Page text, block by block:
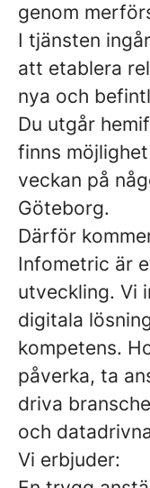
genom
I tjänsten
att etablera
nya och
Du utgår
finns
veckan på
Göteborg.
Därför
Infometric är
utveckling. Vi
digitala
kompetens.
påverka, ta
driva
och
Vi erbjuder: